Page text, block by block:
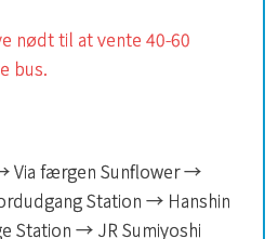
nødt til at vente 40-60
bus.
Via færgen Sunflower →
Station → Hanshin
Station → JR Sumiyoshi